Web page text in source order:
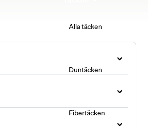
Alla täcken
Duntäcken
Fibertäcken